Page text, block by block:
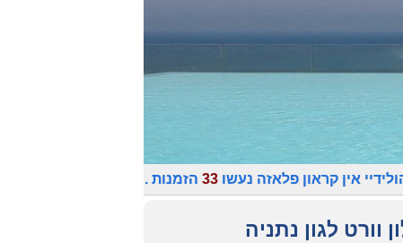
אין קראון פלאזה נעשו33 הזמנות .
וורט לגון נתניה